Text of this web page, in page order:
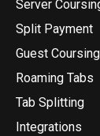
Server
Split Payment
Guest Coursing
Roaming Tabs
Tab Splitting
Integrations